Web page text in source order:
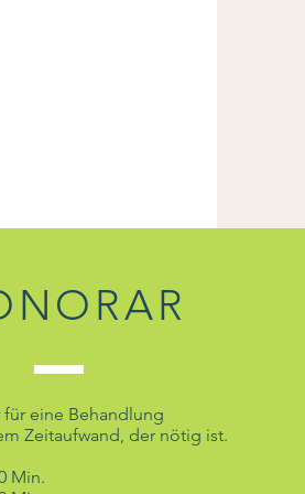
für eine Behandlung
Zeitaufwand, der nötig ist.
Min.